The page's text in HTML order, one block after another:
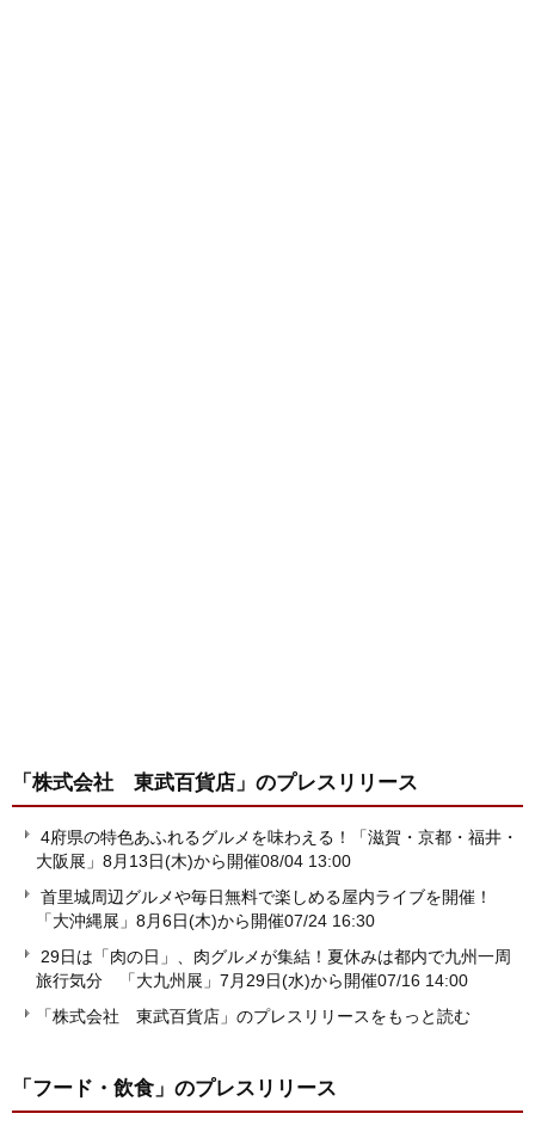
「株式会社 東武百貨店」 のプレスリリース
4府県の特色あふれるグルメを味わえる！「滋賀・京都・福井・
大阪展」8月13日(木)から開催08/04 13:00
首里城周辺グルメや毎日無料で楽しめる屋内ライブを開催！
「大沖縄展」8月6日(木)から開催07/24 16:30
29日は「肉の日」、肉グルメが集結！夏休みは都内で九州一周
旅行気分 「大九州展」7月29日(水)から開催07/16 14:00
「株式会社 東武百貨店」のプレスリリースをもっと読む
「フード・飲食」 のプレスリリース